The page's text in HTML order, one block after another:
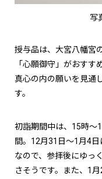
写
授与品は、大宮八幡宮
「心願御守」がおす
真心の内の願いを見通
す。
初詣期間中は、15時〜
間。12月31日〜1月4
なので、参拝後にゆっ
さそうです。また、1